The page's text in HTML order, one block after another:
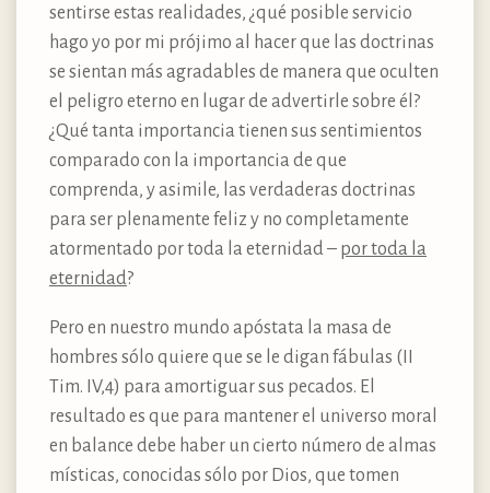
sentirse estas realidades, ¿qué posible servicio
hago yo por mi prójimo al hacer que las doctrinas
se sientan más agradables de manera que oculten
el peligro eterno en lugar de advertirle sobre él?
¿Qué tanta importancia tienen sus sentimientos
comparado con la importancia de que
comprenda, y asimile, las verdaderas doctrinas
para ser plenamente feliz y no completamente
atormentado por toda la eternidad – por toda la
eternidad?
Pero en nuestro mundo apóstata la masa de
hombres sólo quiere que se le digan fábulas (II
Tim. IV,4) para amortiguar sus pecados. El
resultado es que para mantener el universo moral
en balance debe haber un cierto número de almas
místicas, conocidas sólo por Dios, que tomen